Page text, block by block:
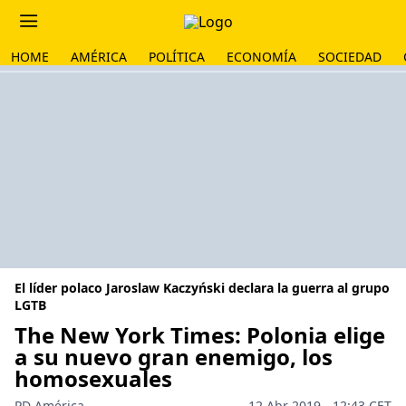
HOME AMÉRICA POLÍTICA ECONOMÍA SOCIEDAD
El líder polaco Jaroslaw Kaczyński declara la guerra al grupo
LGTB
The New York Times: Polonia elige
a su nuevo gran enemigo, los
homosexuales